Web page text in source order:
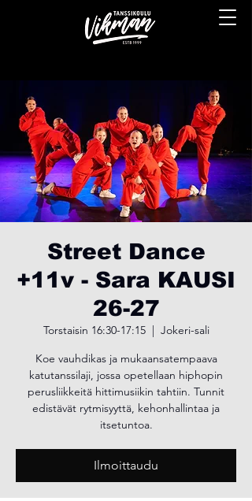
Street Dance
+11v - Sara KAUSI
26-27
Torstaisin 16:30-17:15
  |
Jokeri-sali
Koe vauhdikas ja mukaansatempaava
katutanssilaji, jossa opetellaan hiphopin
perusliikkeitä hittimusiikin tahtiin. Tunnit
edistävät rytmisyyttä, kehonhallintaa ja
itsetuntoa.
Ilmoittaudu